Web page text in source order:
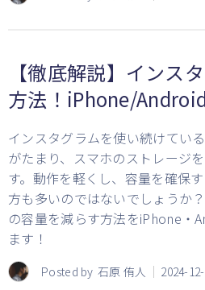
【徹底解説】インス
方法！iPhone/
インスタグラムを使い続けてい
がたまり、スマホのストレージ
す。動作を軽くし、容量を確保
方も多いのではないでしょうか
の容量を減らす方法をiPhone・
ます！
Posted by 石原 侑人 2024-